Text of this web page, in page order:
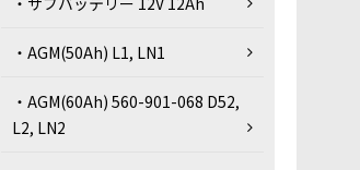
・AGM(50Ah) L1, LN1
・AGM(60Ah) 560-901-068 D52,
L2, LN2